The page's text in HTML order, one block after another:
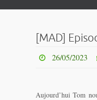
le
[MAD]
26/05/2023
Aujourd’hui Tom